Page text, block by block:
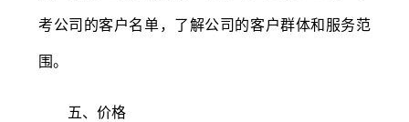
考公司的客户名单，了解公司的客户群体和服务范
围。
五、价格